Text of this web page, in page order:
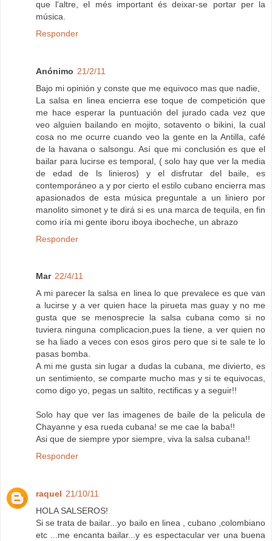
que l'altre, el més important és deixar-se portar per la
música.
Responder
Anónimo 21/2/11
Bajo mi opinión y conste que me equivoco mas que nadie,
La salsa en linea encierra ese toque de competición que
me hace esperar la puntuación del jurado cada vez que
veo alguien bailando en mojito, sotavento o bikini, la cual
cosa no me ocurre cuando veo la gente en la Antilla, café
de la havana o salsongu. Así que mi conclusión es que el
bailar para lucirse es temporal, ( solo hay que ver la media
de edad de ls linieros) y el disfrutar del baile, es
contemporáneo a y por cierto el estilo cubano encierra mas
apasionados de esta música preguntale a un liniero por
manolito simonet y te dirá si es una marca de tequila, en fin
como iría mi gente iboru iboya ibocheche, un abrazo
Responder
Mar 22/4/11
A mi parecer la salsa en linea lo que prevalece es que van
a lucirse y a ver quien hace la pirueta mas guay y no me
gusta que se menosprecie la salsa cubana como si no
tuviera ninguna complicacion,pues la tiene, a ver quien no
se ha liado a veces con esos giros pero que si te sale te lo
pasas bomba.
A mi me gusta sin lugar a dudas la cubana, me divierto, es
un sentimiento, se comparte mucho mas y si te equivocas,
como digo yo, pegas un saltito, rectificas y a seguir!!
Solo hay que ver las imagenes de baile de la pelicula de
Chayanne y esa rueda cubana! se me cae la baba!!
Asi que de siempre ypor siempre, viva la salsa cubana!!
Responder
raquel 21/10/11
HOLA SALSEROS!
Si se trata de bailar...yo bailo en linea , cubano ,colombiano
etc ...me encanta bailar...y es espectacular ver una buena